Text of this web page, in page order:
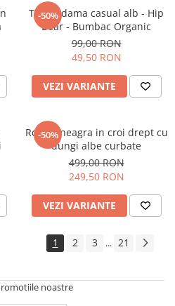
-50%
Tricou dama casual alb - Hip
Bear - Bumbac Organic
99,00 RON
49,50 RON
VEZI VARIANTE
-50%
Rochie neagra in croi drept cu
dungi albe curbate
499,00 RON
249,50 RON
VEZI VARIANTE
1 2 3 ... 21
noastre